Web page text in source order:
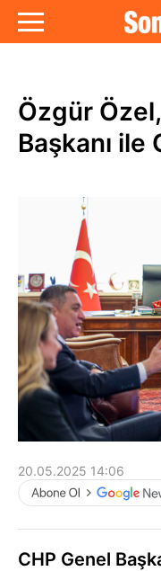
Özgür
Başkanı ile
20.05.2025 14:06
CHP Genel